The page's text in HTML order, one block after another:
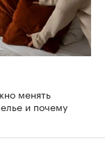
менять
и почему